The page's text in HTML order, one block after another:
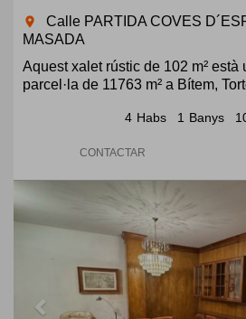
room
Calle PARTIDA COVES
MASADA
Aquest xalet rústic de 102 m² està
parcel·la de 11763 m² a Bítem,
4 Habs 1 Banys
CONTACTAR